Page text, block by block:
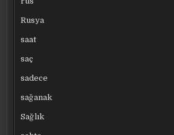
Rusya
saat
saç
sadece
sağanak
Sağlık